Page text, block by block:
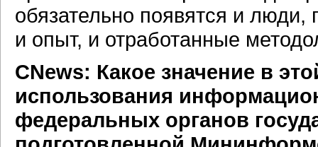
обязательно появятся и люди,
и опыт, и отработанные
CNews: Какое значение в
использования
федеральных органов